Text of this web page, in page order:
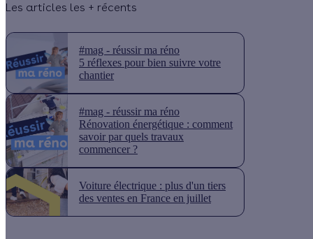
Les articles les + récents
#mag - réussir ma réno
5 réflexes pour bien suivre votre
chantier
#mag - réussir ma réno
Rénovation énergétique : comment
savoir par quels travaux
commencer ?
Voiture électrique : plus d'un tiers
des ventes en France en juillet